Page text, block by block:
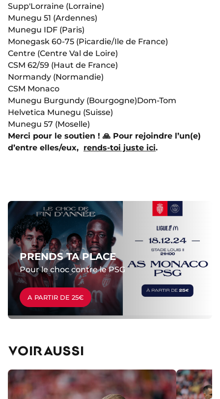
Supp'Lorraine (Lorraine)
Munegu 51 (Ardennes)
Munegu IDF (Paris)
Monegask 60-75 (Picardie/Ile de France)
Centre (Centre Val de Loire)
CSM 62/59 (Haut de France)
Normandy (Normandie)
CSM Monaco
Munegu Burgundy (Bourgogne)Dom-Tom
Helvetica Munegu (Suisse)
Munegu 57 (Moselle)
Merci pour le soutien ! 🙏 Pour rejoindre l’un(e)
d’entre elles/eux, rends-toi juste ici.
PRENDS TA PLACE
Pour le choc contre le PSG
A PARTIR DE 25€
VOIR AUSSI